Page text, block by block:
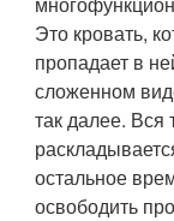
Это кровать,
пропадает в
сложенном
так далее.
остальное
освободить